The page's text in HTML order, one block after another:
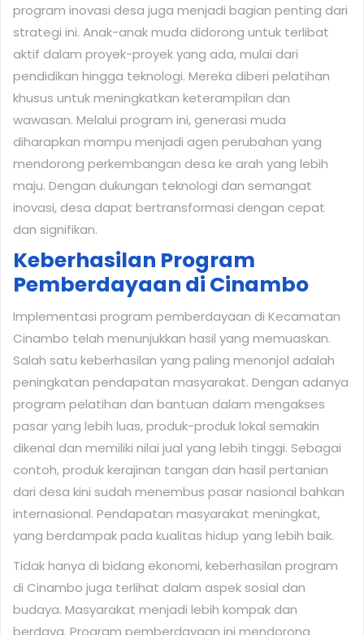
program inovasi desa juga menjadi bagian penting dari
strategi ini. Anak-anak muda didorong untuk terlibat
aktif dalam proyek-proyek yang ada, mulai dari
pendidikan hingga teknologi. Mereka diberi pelatihan
khusus untuk meningkatkan keterampilan dan
wawasan. Melalui program ini, generasi muda
diharapkan mampu menjadi agen perubahan yang
mendorong perkembangan desa ke arah yang lebih
maju. Dengan dukungan teknologi dan semangat
inovasi, desa dapat bertransformasi dengan cepat
dan signifikan.
Keberhasilan Program
Pemberdayaan di Cinambo
Implementasi program pemberdayaan di Kecamatan
Cinambo telah menunjukkan hasil yang memuaskan.
Salah satu keberhasilan yang paling menonjol adalah
peningkatan pendapatan masyarakat. Dengan adanya
program pelatihan dan bantuan dalam mengakses
pasar yang lebih luas, produk-produk lokal semakin
dikenal dan memiliki nilai jual yang lebih tinggi. Sebagai
contoh, produk kerajinan tangan dan hasil pertanian
dari desa kini sudah menembus pasar nasional bahkan
internasional. Pendapatan masyarakat meningkat,
yang berdampak pada kualitas hidup yang lebih baik.
Tidak hanya di bidang ekonomi, keberhasilan program
di Cinambo juga terlihat dalam aspek sosial dan
budaya. Masyarakat menjadi lebih kompak dan
berdaya. Program pemberdayaan ini mendorong